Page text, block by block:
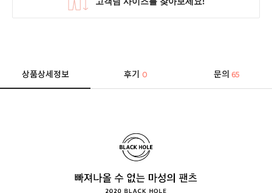
상품상세정보 후기0 문의 65